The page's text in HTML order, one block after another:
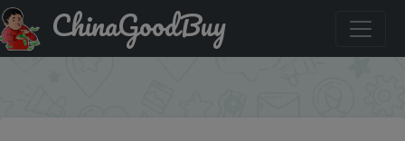
Промокод на знижку BGBKENCH Xiaomi Электрическая
машинка для стрижки волос
ChinaGoodBuy